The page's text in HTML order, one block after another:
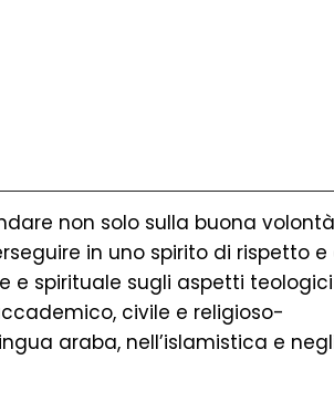
non solo sulla buona volontà
in uno spirito di rispetto e
e spirituale sugli aspetti
civile e religioso-
araba, nell’islamistica e